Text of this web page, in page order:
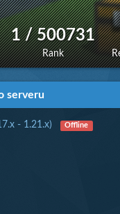
1 / 500731
Rank
serveru
- 1.21.x) Offline